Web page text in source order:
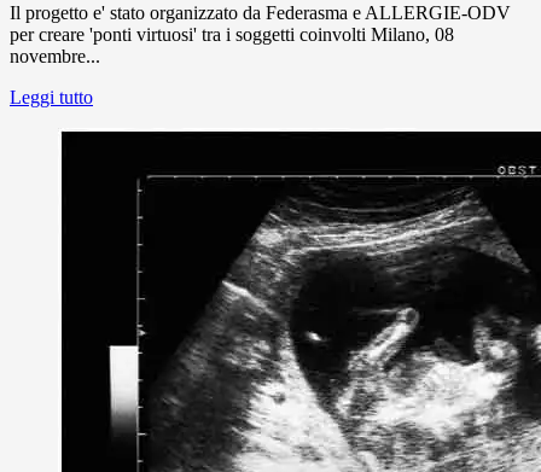
Il progetto e' stato organizzato da Federasma e ALLERGIE-ODV
per creare 'ponti virtuosi' tra i soggetti coinvolti Milano, 08
novembre...
Leggi tutto